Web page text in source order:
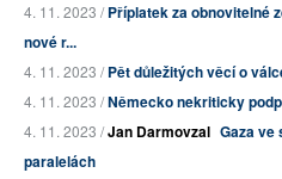
4. 11. 2023 /Příplatek za obnovitelné
nové r...
4. 11. 2023 /Pět důležitých věcí o
4. 11. 2023 /Německo nekriticky
4. 11. 2023 /Jan Darmovzal Gaza
paralelách